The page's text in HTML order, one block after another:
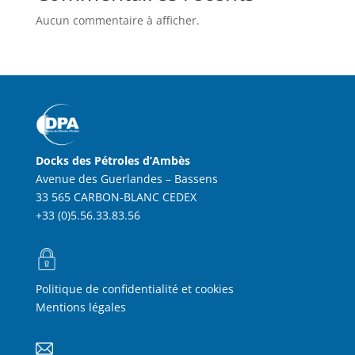
Aucun commentaire à afficher.
Docks des Pétroles d’Ambès
Avenue des Guerlandes – Bassens
33 565 CARBON-BLANC CEDEX
+33 (0)5.56.33.83.56
Politique de confidentialité et cookies
Mentions légales